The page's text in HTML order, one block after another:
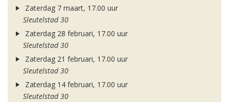
Zaterdag 7 maart, 17.00 uur
Sleutelstad 30
Zaterdag 28 februari, 17.00 uur
Sleutelstad 30
Zaterdag 21 februari, 17.00 uur
Sleutelstad 30
Zaterdag 14 februari, 17.00 uur
Sleutelstad 30